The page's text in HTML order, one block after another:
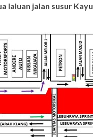
laluan jalan susur